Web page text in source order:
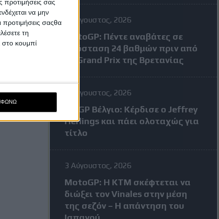
προτιμήσεις σας
να μην
προτιμήσεις σαςθα
τη
στο κουμπί
4 Αύγουστος, 2026
MotoGP: Πέντε αναβάτες σε
απόσταση 24 βαθμών πριν από
το Grand Prix της Βρετανίας
3 Αύγουστος, 2026
MXGP Βέλγιο: Κέρδισε ο Jeffrey
Herlings και πάει ολοταχώς για
τίτλο
3 Αύγουστος, 2026
MotoGP: Η KTM σκέφτεται να
διώξει τον Vinales στην μέση
της σεζόν – Η απάντηση του